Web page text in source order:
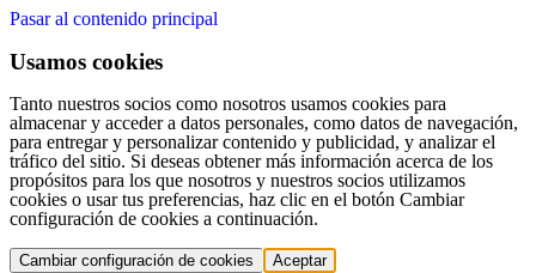
Pasar al contenido principal
Usamos cookies
Tanto nuestros socios como nosotros usamos cookies para
almacenar y acceder a datos personales, como datos de navegación,
para entregar y personalizar contenido y publicidad, y analizar el
tráfico del sitio. Si deseas obtener más información acerca de los
propósitos para los que nosotros y nuestros socios utilizamos
cookies o usar tus preferencias, haz clic en el botón Cambiar
configuración de cookies a continuación.
Cambiar configuración de cookies Aceptar